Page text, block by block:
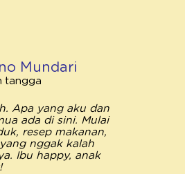
Mundari
tangga
Apa yang aku dan
ada di sini. Mulai
resep makanan,
nggak kalah
Ibu happy, anak